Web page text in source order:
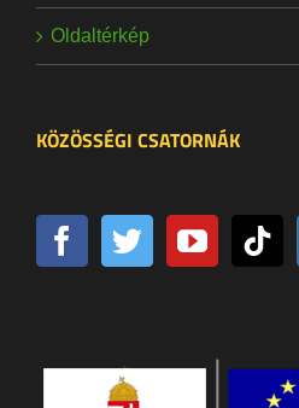
Oldaltérkép
KÖZÖSSÉGI CSATORNÁK